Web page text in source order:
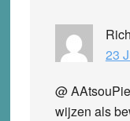
23
@
wijzen als